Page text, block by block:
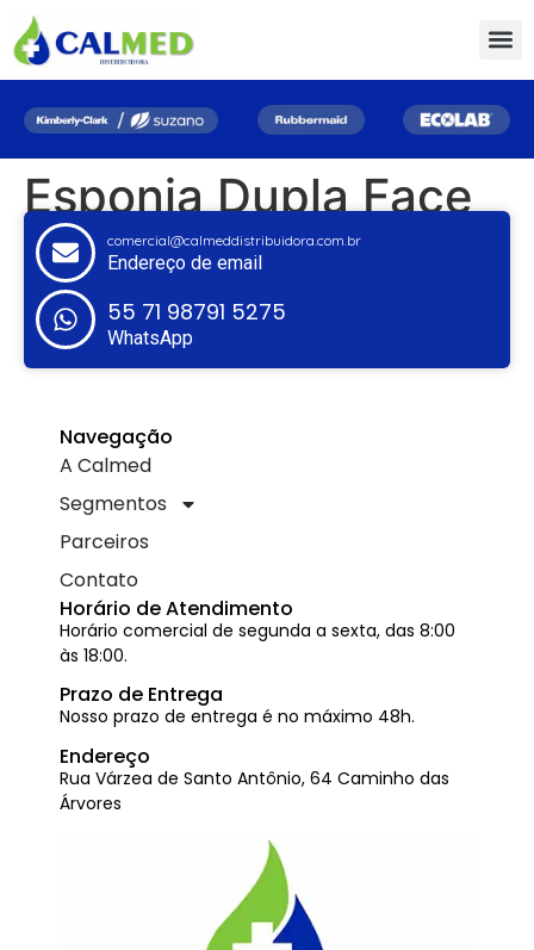
Esponja Dupla Face
comercial@calmeddistribuidora.com.br
Endereço de email
55 71 98791 5275
WhatsApp
Navegação
A Calmed
Segmentos
Parceiros
Contato
Horário de Atendimento
Horário comercial de segunda a sexta, das 8:00
às 18:00.
Prazo de Entrega
Nosso prazo de entrega é no máximo 48h.
Endereço
Rua Várzea de Santo Antônio, 64 Caminho das
Árvores